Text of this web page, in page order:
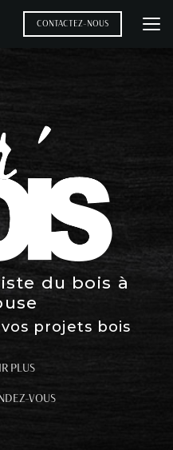
CONTACTEZ-NOUS
du bois à
projets bois
PLUS
VOUS